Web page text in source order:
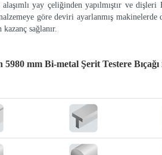
alaşımlı yay çeliğinden yapılmıştır ve
göre deviri ayarlanmış
sağlanır.
mm Bi-metal Şerit Testere Bıçağı